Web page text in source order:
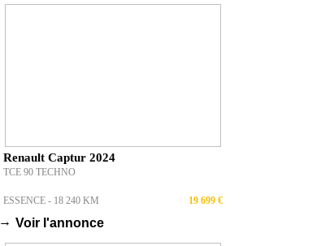
Renault Captur 2024
TCE 90 TECHNO
ESSENCE - 18 240 KM 19 699 €
→ Voir l'annonce